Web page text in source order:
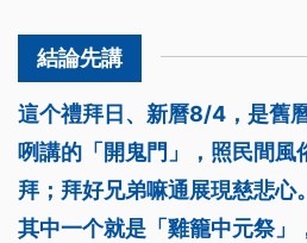
這个禮拜日、新曆8/4，是舊
咧講的「開鬼門」，照民間風
拜；拜好兄弟嘛通展現慈悲心
其中一个就是「雞籠中元祭」